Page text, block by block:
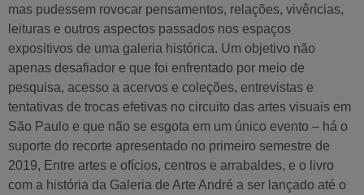
mas pudessem rovocar pensamentos, relações, vivências,
leituras e outros aspectos passados nos espaços
expositivos de uma galeria histórica. Um objetivo não
apenas desafiador e que foi enfrentado por meio de
pesquisa, acesso a acervos e coleções, entrevistas e
tentativas de trocas efetivas no circuito das artes visuais em
São Paulo e que não se esgota em um único evento – há o
suporte do recorte apresentado no primeiro semestre de
2019, Entre artes e ofícios, centros e arrabaldes, e o livro
com a história da Galeria de Arte André a ser lançado até o